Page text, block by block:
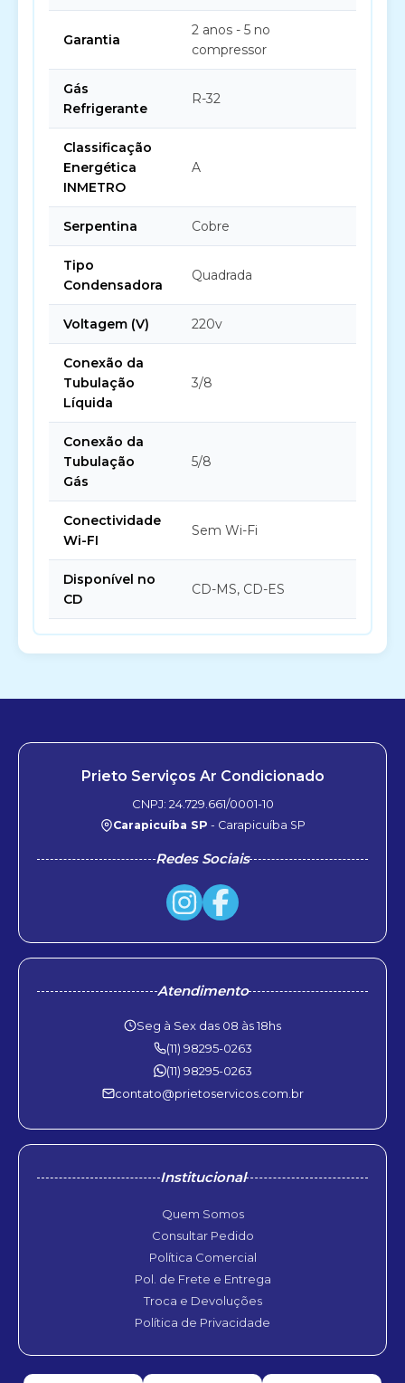
Garantia
2 anos - 5 no
compressor
Gás
Refrigerante
R-32
Classificação
Energética
INMETRO
A
Serpentina Cobre
Tipo
Condensadora
Quadrada
Voltagem (V) 220v
Conexão da
Tubulação
Líquida
3/8
Conexão da
Tubulação
Gás
5/8
Conectividade
Wi-FI
Sem Wi-Fi
Disponível no
CD
CD-MS, CD-ES
Prieto Serviços Ar Condicionado
CNPJ: 24.729.661/0001-10
Carapicuíba SP - Carapicuíba SP
Redes Sociais
Atendimento
Seg à Sex das 08 às 18hs
(11) 98295-0263
(11) 98295-0263
contato@prietoservicos.com.br
Institucional
Quem Somos
Consultar Pedido
Política Comercial
Pol. de Frete e Entrega
Troca e Devoluções
Política de Privacidade